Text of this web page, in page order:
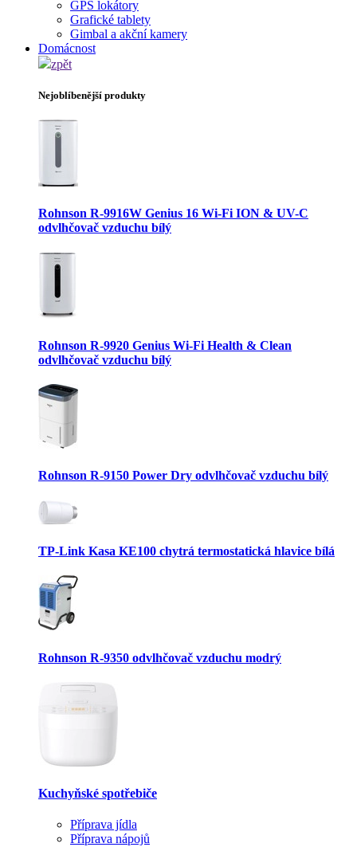
GPS lokátory
Grafické tablety
Gimbal a akční kamery
Domácnost
zpět
Nejoblíbenější produkty
Rohnson R-9916W Genius 16 Wi-Fi ION & UV-C
odvlhčovač vzduchu bílý
Rohnson R-9920 Genius Wi-Fi Health & Clean
odvlhčovač vzduchu bílý
Rohnson R-9150 Power Dry odvlhčovač vzduchu bílý
TP-Link Kasa KE100 chytrá termostatická hlavice bílá
Rohnson R-9350 odvlhčovač vzduchu modrý
Kuchyňské spotřebiče
Příprava jídla
Příprava nápojů